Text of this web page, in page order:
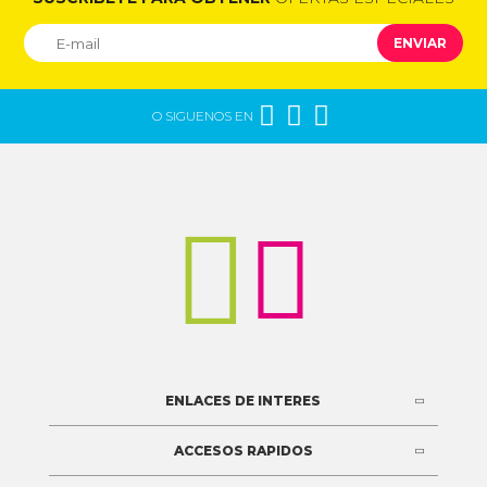
ENVIAR
O SIGUENOS EN   

ENLACES DE INTERES
ACCESOS RAPIDOS